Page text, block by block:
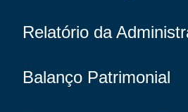
Relatório da
Balanço Patrimonial